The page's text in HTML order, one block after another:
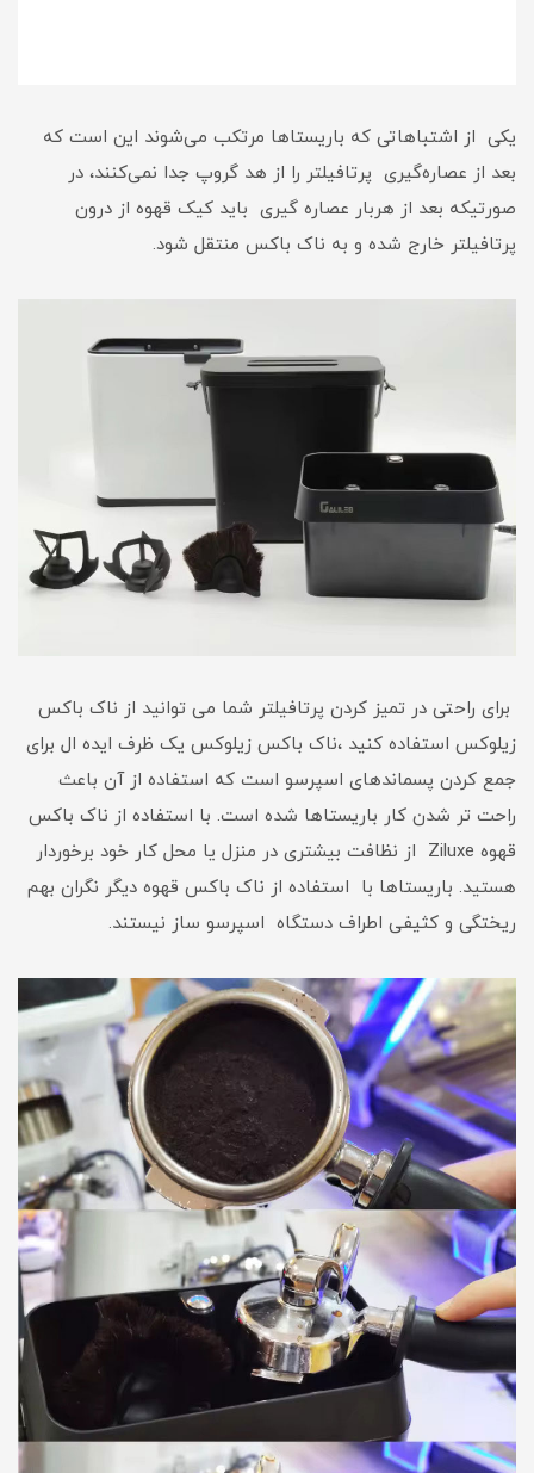
یکی از اشتباهاتی که باریستا‌ها مرتکب می‌شوند این است که
بعد از عصاره‌گیری پرتافیلتر را از هد گروپ جدا نمی‌کنند، در
صورتیکه بعد از هربار عصاره گیری باید کیک قهوه از درون
پرتافیلتر خارج شده و به ناک باکس منتقل شود.
برای راحتی در تمیز کردن پرتافیلتر شما می توانید از ناک باکس
زیلوکس استفاده کنید ،ناک باکس زیلوکس یک ظرف ایده ال برای
جمع کردن پسماندهای اسپرسو است که استفاده از آن باعث
راحت تر شدن کار باریستاها شده است. با استفاده از ناک باکس
قهوه Ziluxe از نظافت بیشتری در منزل یا محل کار خود برخوردار
هستید. باریستاها با استفاده از ناک باکس قهوه دیگر نگران بهم
ریختگی و کثیفی اطراف دستگاه اسپرسو ساز نیستند.